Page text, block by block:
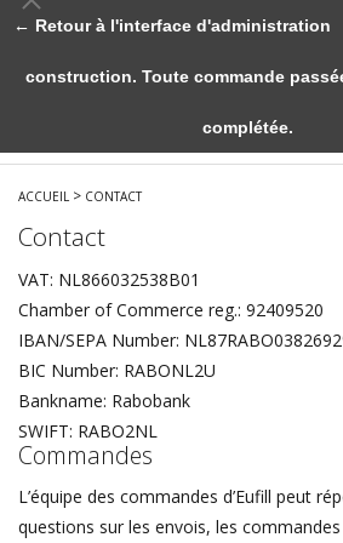
ACCUEIL > CONTACT
Contact
VAT: NL866032538B01
Chamber of Commerce reg.: 92409520
IBAN/SEPA Number:
BIC Number: RABONL2U
Bankname: Rabobank
SWIFT: RABO2NL
Commandes
L’équipe des commandes d’Eufill peut
questions sur les envois, les
← Retour à l'interface d'administration
construction. Toute commande
complétée.